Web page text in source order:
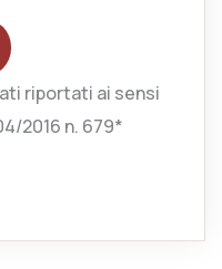
riportati ai sensi
2016 n. 679*